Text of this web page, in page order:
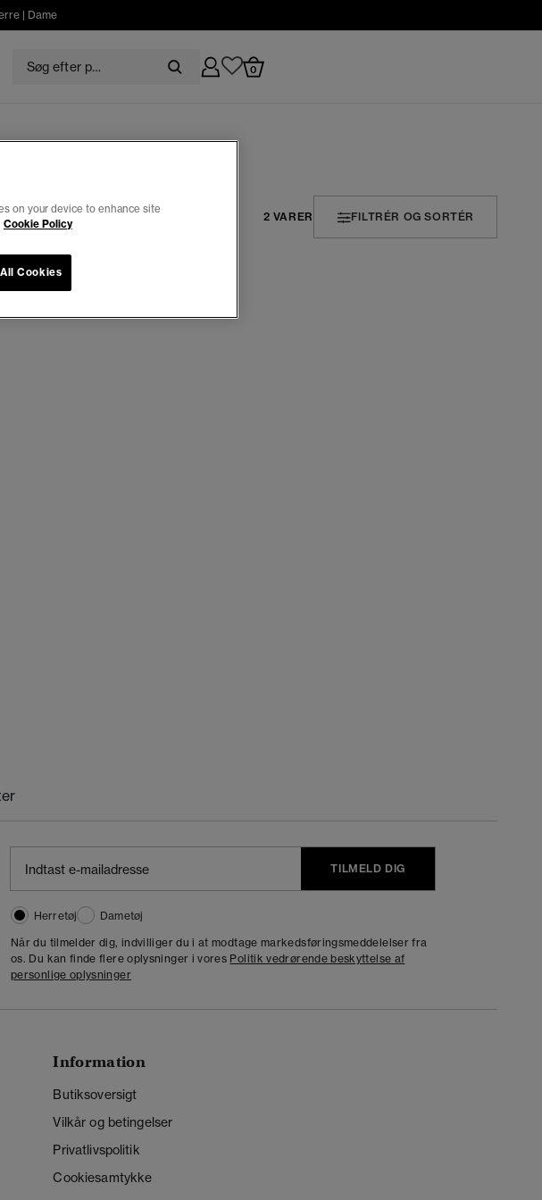
| Dame
0
2 VARER FILTRÉR OG SORTÉR
TILMELD DIG
Herretøj
Dametøj
Når du tilmelder dig, indvilliger du i at modtage markedsføringsmeddelelser fra
os. Du kan finde flere oplysninger i vores Politik vedrørende beskyttelse af
personlige oplysninger
Information
Butiksoversigt
Vilkår og betingelser
Privatlivspolitik
Cookiesamtykke
on your device to enhance site
Cookie Policy
Cookies